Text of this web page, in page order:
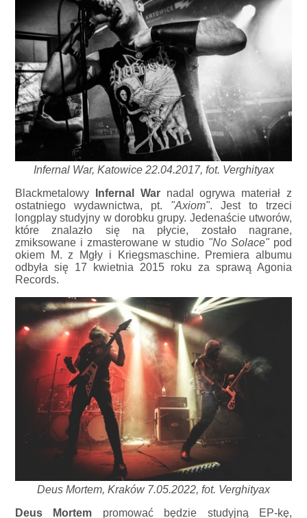
Infernal War, Katowice 22.04.2017, fot. Verghityax
Blackmetalowy Infernal War nadal ogrywa materiał z
ostatniego wydawnictwa, pt. "Axiom". Jest to trzeci
longplay studyjny w dorobku grupy. Jedenaście utworów,
które znalazło się na płycie, zostało nagrane,
zmiksowane i zmasterowane w studio "No Solace" pod
okiem M. z Mgły i Kriegsmaschine. Premiera albumu
odbyła się 17 kwietnia 2015 roku za sprawą Agonia
Records.
Deus Mortem, Kraków 7.05.2022, fot. Verghityax
Deus Mortem promować będzie studyjną EP-kę,